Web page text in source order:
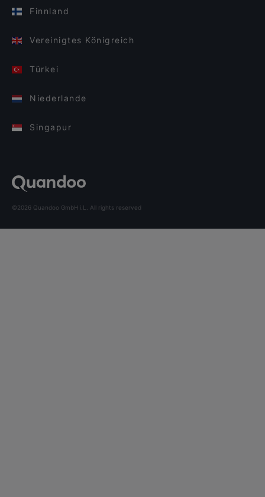
Finnland
Vereinigtes Königreich
Türkei
Niederlande
Singapur
©2026 Quandoo GmbH i.L. All rights reserved